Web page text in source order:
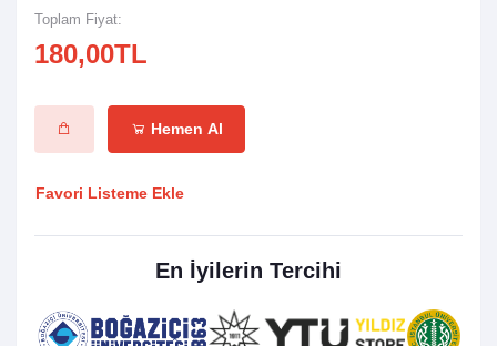
Toplam Fiyat:
180,00TL
Hemen Al
Favori Listeme Ekle
En İyilerin Tercihi